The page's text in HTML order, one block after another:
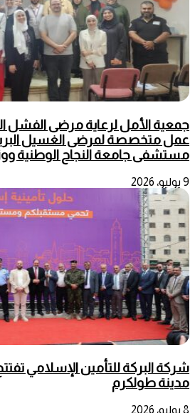
جمعية الأمل لرعاية مرضى الفشل
عمل متخصصة لمرضى الغسيل
مستشفى جامعة النجاح الوطنية
9 يوليو، 2026
شركة البركة للتأمين الإسلامي
مدينة طولكرم
8 يوليو، 2026